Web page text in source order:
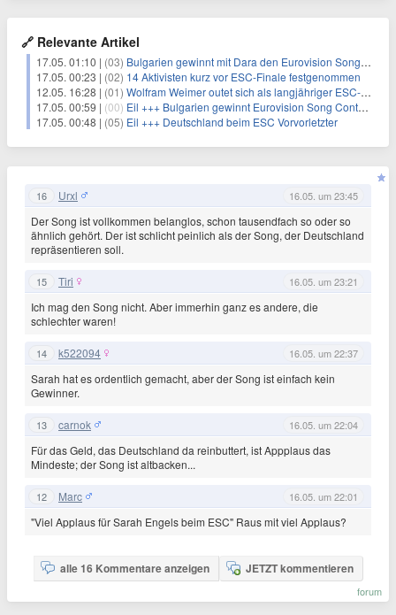
🔗 Relevante Artikel
17.05. 01:10 | (03) Bulgarien gewinnt mit Dara den Eurovision Song Contest
17.05. 00:23 | (02) 14 Aktivisten kurz vor ESC-Finale festgenommen
12.05. 16:28 | (01) Wolfram Weimer outet sich als langjähriger ESC-Fan
17.05. 00:59 | (00) Eil +++ Bulgarien gewinnt Eurovision Song Contest
17.05. 00:48 | (05) Eil +++ Deutschland beim ESC Vorvorletzter
16 Urxl 16.05. um 23:45
Der Song ist vollkommen belanglos, schon tausendfach so oder so
ähnlich gehört. Der ist schlicht peinlich als der Song, der Deutschland
repräsentieren soll.
15 Tiri 16.05. um 23:21
Ich mag den Song nicht. Aber immerhin ganz es andere, die
schlechter waren!
14 k522094 16.05. um 22:37
Sarah hat es ordentlich gemacht, aber der Song ist einfach kein
Gewinner.
13 carnok 16.05. um 22:04
Für das Geld, das Deutschland da reinbuttert, ist Appplaus das
Mindeste; der Song ist altbacken...
12 Marc 16.05. um 22:01
"Viel Applaus für Sarah Engels beim ESC" Raus mit viel Applaus?
alle 16 Kommentare anzeigen JETZT kommentieren
forum